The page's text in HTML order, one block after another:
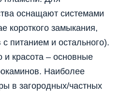
оснащают системами
короткого замыкания,
питанием и остального).
и красота – основные
Наиболее
в загородных/частных